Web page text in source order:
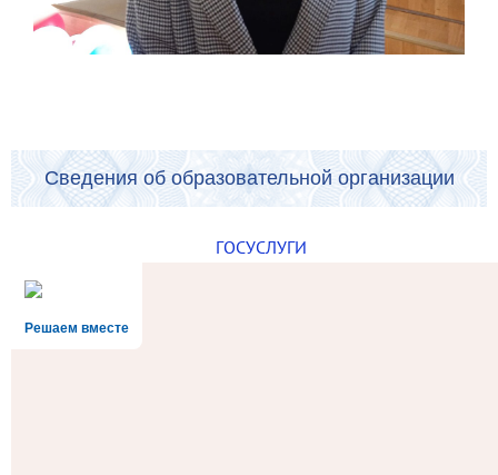
Сведения об образовательной организации
ГОСУСЛУГИ
Решаем вместе